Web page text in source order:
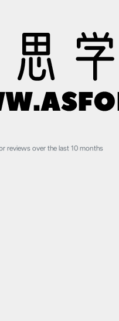
reviews over the last 10 months